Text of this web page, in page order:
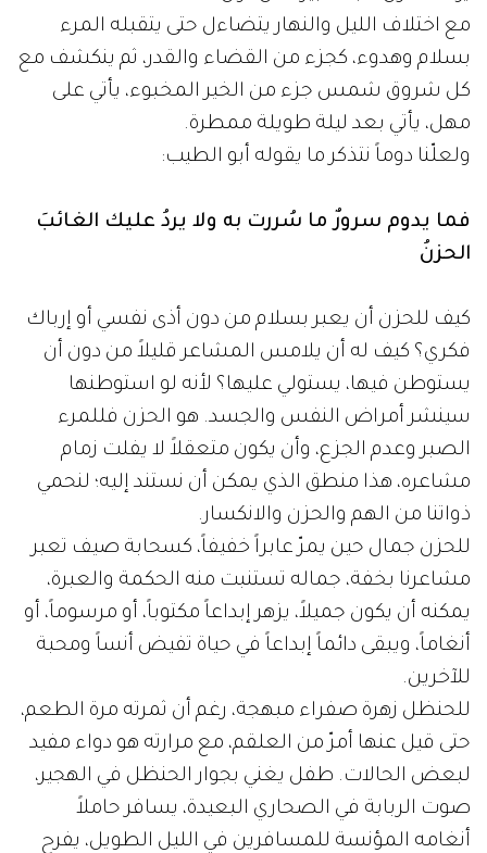
مع اختلاف الليل والنهار يتضاءل حتى يتقبله المرء
بسلام وهدوء، كجزء من القضاء والقدر، ثم ينكشف مع
كل شروق شمس جزء من الخير المخبوء، يأتي على
مهل، يأتي بعد ليلة طويلة ممطرة.
ولعلّنا دوماً نتذكر ما يقوله أبو الطيب:
فما يدوم سرورٌ ما سُررت به ولا يردُ عليك الغائبَ
الحزنُ
كيف للحزن أن يعبر بسلام من دون أذى نفسي أو إرباك
فكري؟ كيف له أن يلامس المشاعر قليلاً من دون أن
يستوطن فيها، يستولي عليها؟ لأنه لو استوطنها
سينشر أمراض النفس والجسد. هو الحزن فللمرء
الصبر وعدم الجزع، وأن يكون متعقلاً لا يفلت زمام
مشاعره، هذا منطق الذي يمكن أن نستند إليه؛ لنحمي
ذواتنا من الهم والحزن والانكسار.
للحزن جمال حين يمرّ عابراً خفيفاً، كسحابة صيف تعبر
مشاعرنا بخفة، جماله تستنبت منه الحكمة والعبرة،
يمكنه أن يكون جميلاً، يزهر إبداعاً مكتوباً، أو مرسوماً، أو
أنغاماً، ويبقى دائماً إبداعاً في حياة تفيض أنساً ومحبة
للآخرين.
للحنظل زهرة صفراء مبهجة، رغم أن ثمرته مرة الطعم،
حتى قيل عنها أمرّ من العلقم، مع مرارته هو دواء مفيد
لبعض الحالات. طفل يغني بجوار الحنظل في الهجير،
صوت الربابة في الصحاري البعيدة، يسافر حاملاً
أنغامه المؤنسة للمسافرين في الليل الطويل، يفرح